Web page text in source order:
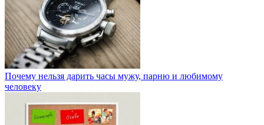
Почему нельзя дарить часы мужу, парню и любимому
человеку